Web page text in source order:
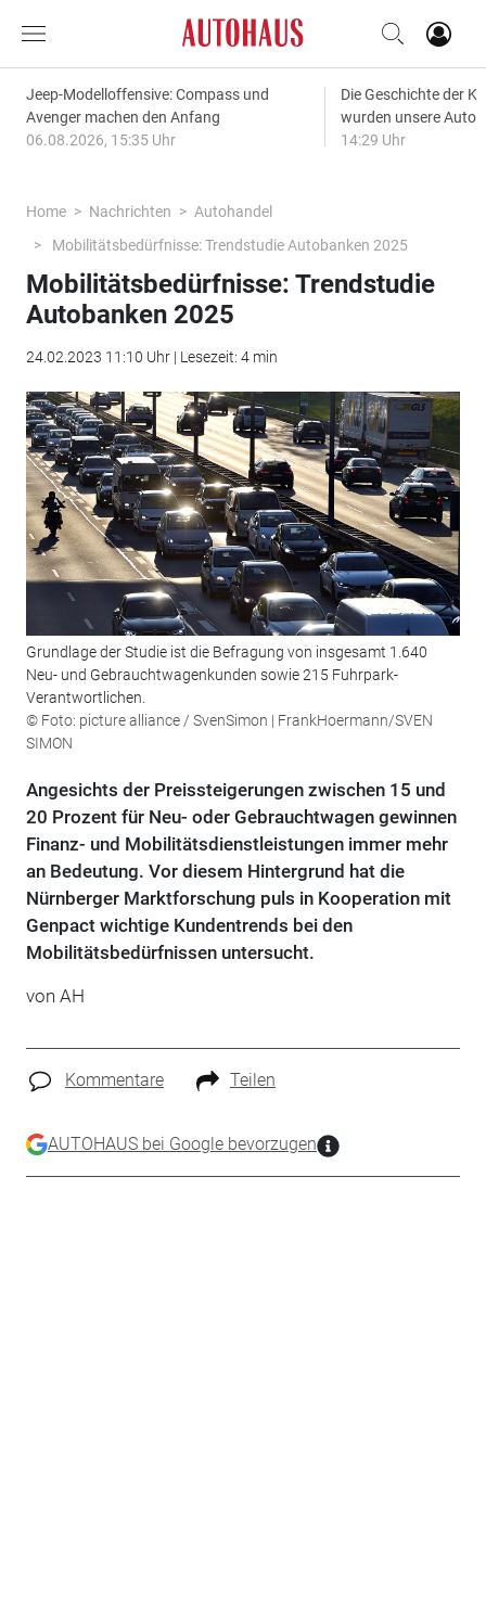
Jeep-Modelloffensive: Compass und
Avenger machen den Anfang
06.08.2026, 15:35 Uhr
Die Geschichte der
wurden unsere
14:29 Uhr
Home Nachrichten
Autohandel
Mobilitätsbedürfnisse: Trendstudie Autobanken 2025
Mobilitätsbedürfnisse: Trendstudie
Autobanken 2025
24.02.2023 11:10 Uhr | Lesezeit: 4 min
Grundlage der Studie ist die Befragung von insgesamt 1.640
Neu- und Gebrauchtwagenkunden sowie 215 Fuhrpark-
Verantwortlichen.
© Foto: picture alliance / SvenSimon | FrankHoermann/SVEN
SIMON
Angesichts der Preissteigerungen zwischen 15 und
20 Prozent für Neu- oder Gebrauchtwagen gewinnen
Finanz- und Mobilitätsdienstleistungen immer mehr
an Bedeutung. Vor diesem Hintergrund hat die
Nürnberger Marktforschung puls in Kooperation mit
Genpact wichtige Kundentrends bei den
Mobilitätsbedürfnissen untersucht.
von AH
Kommentare Teilen
AUTOHAUS bei Google bevorzugen